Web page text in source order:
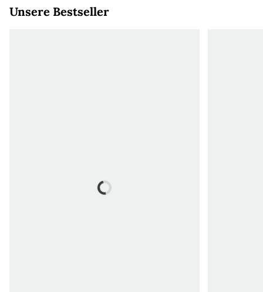
Unsere Bestseller